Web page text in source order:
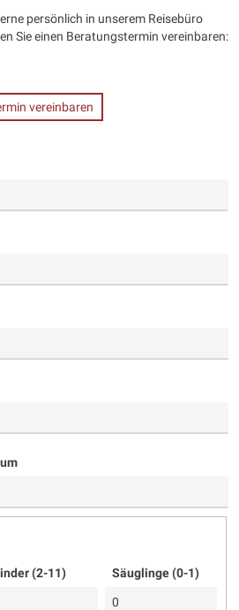
persönlich in unserem Reisebüro
Sie einen Beratungstermin vereinbaren:
vereinbaren
(2-11) Säuglinge (0-1)